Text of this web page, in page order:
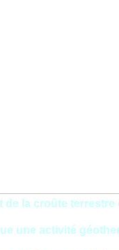
de la croûte terrestre
une activité